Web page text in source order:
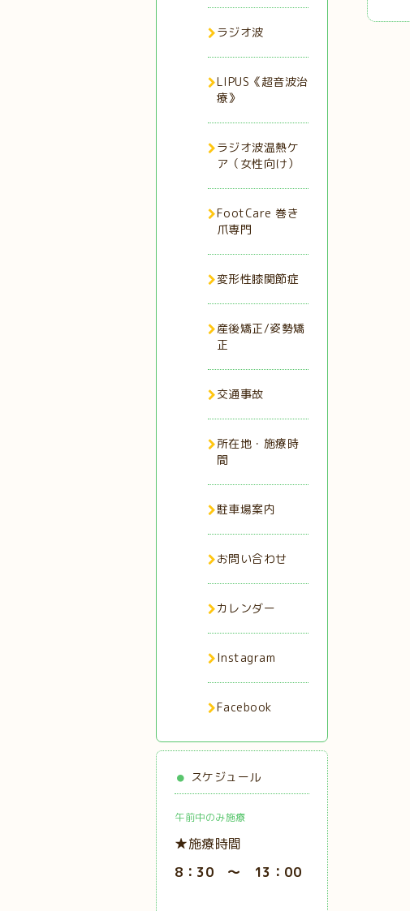
ラジオ波
LIPUS《超音波治
療》
ラジオ波温熱ケ
ア（女性向け）
FootCare 巻き
爪専門
変形性膝関節症
産後矯正/姿勢矯
正
交通事故
所在地・施療時
間
駐車場案内
お問い合わせ
カレンダー
Instagram
Facebook
スケジュール
午前中のみ施療
★施療時間
8：30 ～ 13：00